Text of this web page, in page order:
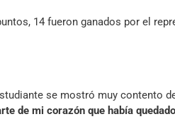
14 fueron ganados por el
se mostró muy contento
de mi corazón que había